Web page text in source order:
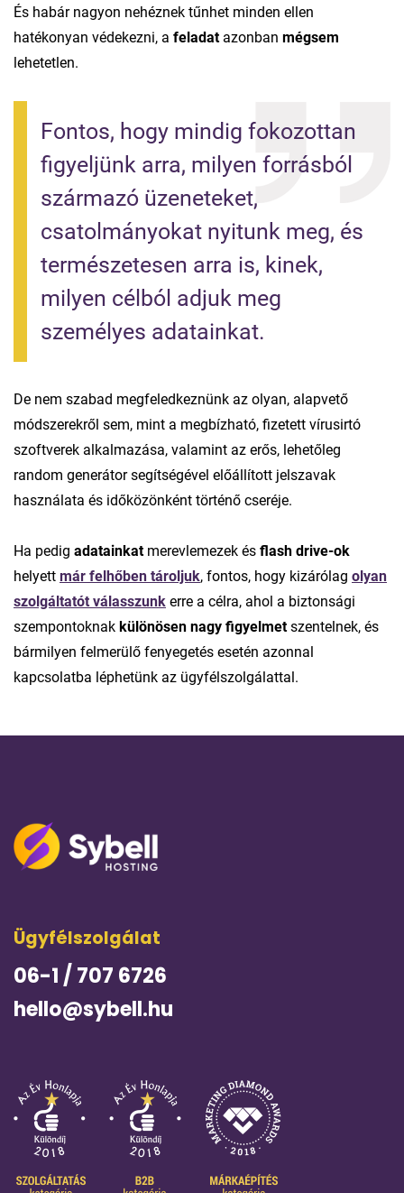
És habár nagyon nehéznek tűnhet minden ellen
hatékonyan védekezni, a feladatazonban mégsem
lehetetlen.
Fontos, hogy mindig fokozottan
figyeljünk arra, milyen forrásból
származó üzeneteket,
csatolmányokat nyitunk meg, és
természetesen arra is, kinek,
milyen célból adjuk meg
személyes adatainkat.
De nem szabad megfeledkeznünk az olyan, alapvető
módszerekről sem, mint a megbízható, fizetett vírusirtó
szoftverek alkalmazása, valamint az erős, lehetőleg
random generátor segítségével előállított jelszavak
használata és időközönként történő cseréje.
Ha pedig adatainkatmerevlemezek és flash drive-ok
helyett már felhőben tároljuk, fontos, hogy kizárólag olyan
szolgáltatót válasszunk erre a célra, ahol a biztonsági
szempontoknak különösen nagy figyelmetszentelnek, és
bármilyen felmerülő fenyegetés esetén azonnal
kapcsolatba léphetünk az ügyfélszolgálattal.
Ügyfélszolgálat
06-1 / 707 6726
hello@sybell.hu